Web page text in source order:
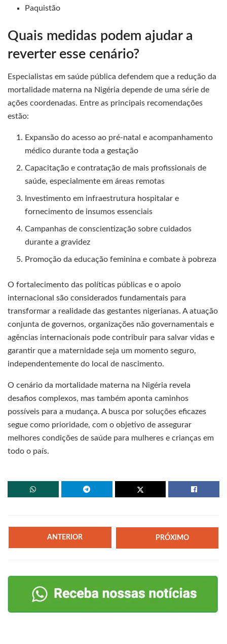
Paquistão
Quais medidas podem ajudar a
reverter esse cenário?
Especialistas em saúde pública defendem que a redução da
mortalidade materna na Nigéria depende de uma série de
ações coordenadas. Entre as principais recomendações
estão:
Expansão do acesso ao pré-natal e acompanhamento
médico durante toda a gestação
Capacitação e contratação de mais profissionais de
saúde, especialmente em áreas remotas
Investimento em infraestrutura hospitalar e
fornecimento de insumos essenciais
Campanhas de conscientização sobre cuidados
durante a gravidez
Promoção da educação feminina e combate à pobreza
O fortalecimento das políticas públicas e o apoio
internacional são considerados fundamentais para
transformar a realidade das gestantes nigerianas. A atuação
conjunta de governos, organizações não governamentais e
agências internacionais pode contribuir para salvar vidas e
garantir que a maternidade seja um momento seguro,
independentemente do local de nascimento.
O cenário da mortalidade materna na Nigéria revela
desafios complexos, mas também aponta caminhos
possíveis para a mudança. A busca por soluções eficazes
segue como prioridade, com o objetivo de assegurar
melhores condições de saúde para mulheres e crianças em
todo o país.
ANTERIOR PRÓXIMO